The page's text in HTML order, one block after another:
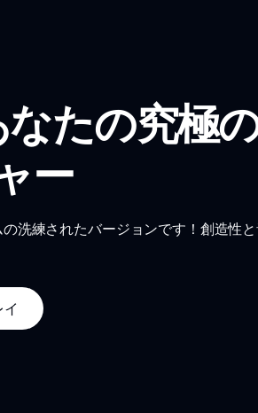
たの究極
ー
練されたバージョンです！創造性と